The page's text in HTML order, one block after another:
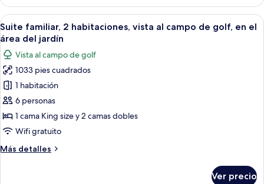
alberca
(Lucia)
Premier,
vista
a
la
(Lucia)
Abrir
todas
las
fotos
de
Suite
familiar,
2
habitaciones,
al
Una sala de estar moderna con un
5
Suite familiar, 2 habitaciones, vista al campo de golf, en el
área del jardín
Vista al campo de golf
1033 pies cuadrados
1 habitación
6 personas
1 cama King size y 2 camas dobles
Wifi gratuito
Más detalles
Más
Ver precio